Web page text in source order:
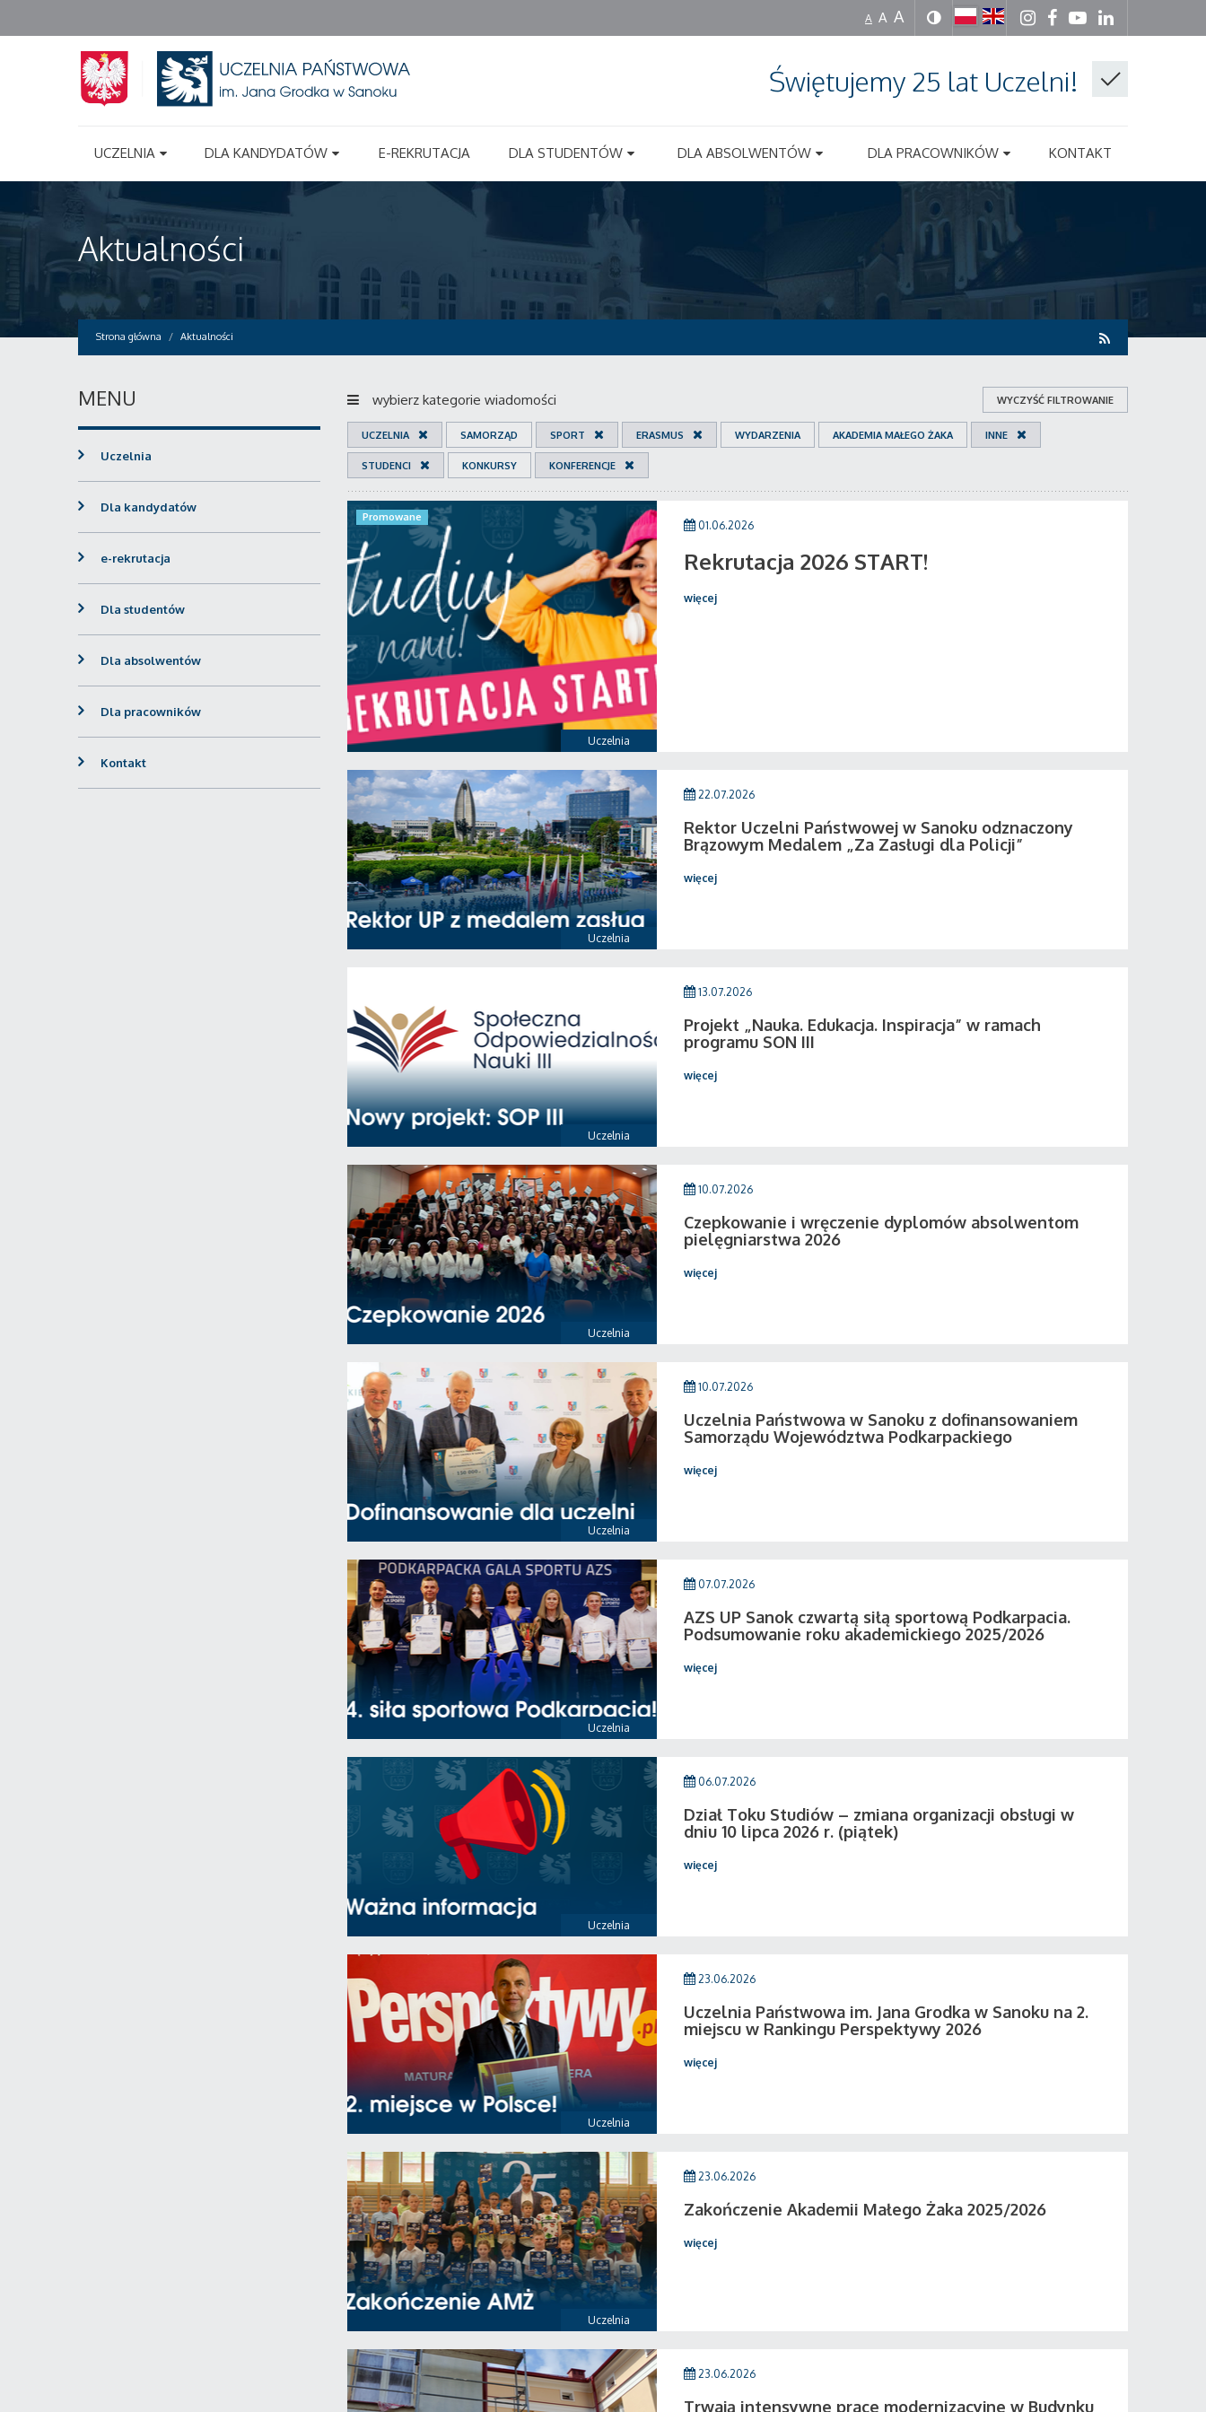
A A A
Świętujemy 25 lat Uczelni!
UCZELNIA DLA KANDYDATÓW E-REKRUTACJA DLA STUDENTÓW DLA ABSOLWENTÓW DLA PRACOWNIKÓW KONTAKT
Aktualności
Strona główna Aktualności
wybierz kategorie wiadomości WYCZYŚĆ FILTROWANIE
UCZELNIA SAMORZĄD SPORT ERASMUS WYDARZENIA AKADEMIA MAŁEGO ŻAKA INNE
STUDENCI KONKURSY KONFERENCJE
Uczelnia
Promowane
01.06.2026
Rekrutacja 2026 START!
więcej
Uczelnia
22.07.2026
Rektor Uczelni Państwowej w Sanoku odznaczony
Brązowym Medalem „Za Zasługi dla Policji”
więcej
Uczelnia
13.07.2026
Projekt „Nauka. Edukacja. Inspiracja” w ramach
programu SON III
więcej
Uczelnia
10.07.2026
Czepkowanie i wręczenie dyplomów absolwentom
pielęgniarstwa 2026
więcej
Uczelnia
10.07.2026
Uczelnia Państwowa w Sanoku z dofinansowaniem
Samorządu Województwa Podkarpackiego
więcej
Uczelnia
07.07.2026
AZS UP Sanok czwartą siłą sportową Podkarpacia.
Podsumowanie roku akademickiego 2025/2026
więcej
Uczelnia
06.07.2026
Dział Toku Studiów – zmiana organizacji obsługi w
dniu 10 lipca 2026 r. (piątek)
więcej
Uczelnia
23.06.2026
Uczelnia Państwowa im. Jana Grodka w Sanoku na 2.
miejscu w Rankingu Perspektywy 2026
więcej
Uczelnia
23.06.2026
Zakończenie Akademii Małego Żaka 2025/2026
więcej
23.06.2026
Trwają intensywne prace modernizacyjne w Budynku
MENU
Uczelnia
Dla kandydatów
e-rekrutacja
Dla studentów
Dla absolwentów
Dla pracowników
Kontakt